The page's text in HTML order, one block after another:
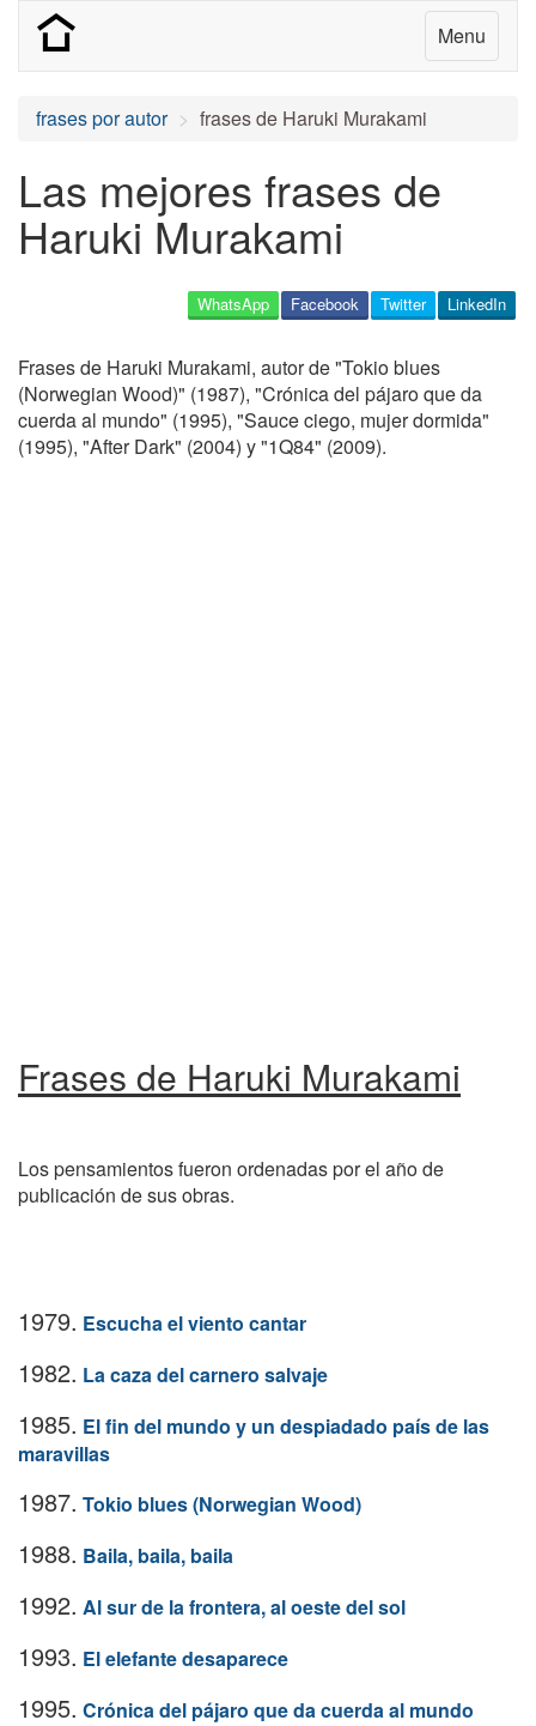
Menu
frases por autor frases de Haruki Murakami
Las mejores frases de
Haruki Murakami
LinkedIn
Twitter
Facebook
WhatsApp
Frases de Haruki Murakami, autor de "Tokio blues
(Norwegian Wood)" (1987), "Crónica del pájaro que da
cuerda al mundo" (1995), "Sauce ciego, mujer dormida"
(1995), "After Dark" (2004) y "1Q84" (2009).
Frases de Haruki Murakami
Los pensamientos fueron ordenadas por el año de
publicación de sus obras.
1979. Escucha el viento cantar
1982. La caza del carnero salvaje
1985. El fin del mundo y un despiadado país de las
maravillas
1987. Tokio blues (Norwegian Wood)
1988. Baila, baila, baila
1992. Al sur de la frontera, al oeste del sol
1993. El elefante desaparece
1995. Crónica del pájaro que da cuerda al mundo